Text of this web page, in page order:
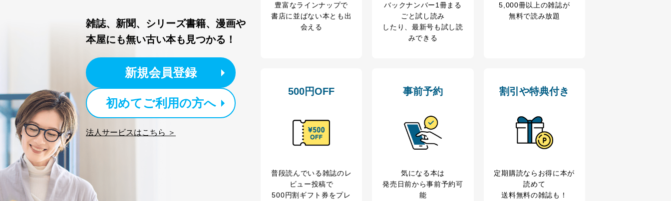
東京都渋谷区南平台町16-11
株式会社富士山マガジンサービス
代表取締役会長 西野 伸一郎
２．利用目的
当社が取り扱う開示対象個人情報の利用目的は次のとおりです。
No
個人情報の種類
購入商品の配送のため
商品代金回収のため
ｅメール等による商品、サービス、キャンペーン等の広告の案内のため
応じた新商品・サービスに関する広告のため
お問い合わせ対応、トラブル対処、オペレーター教育など応対品質向上のため
カスタマーQ＆Aサイトの投稿内容の確認のため
雑誌、新聞、シリーズ書籍、漫画や
本屋にも無い古い本も見つかる！
新規会員登録
初めてご利用の方へ
法人サービスはこちら ＞
豊富なラインナップで
書店に並ばない本とも出
会える
バックナンバー1冊まる
ごと試し読み
したり、最新号も試し読
みできる
5,000冊以上の雑誌が
無料で読み放題
500円OFF
普段読んでいる雑誌のレ
ビュー投稿で
500円割ギフト券をプレ
事前予約
気になる本は
発売日前から事前予約可
能
割引や特典付き
定期購読なら お得に本が
読めて
送料無料の雑誌も！